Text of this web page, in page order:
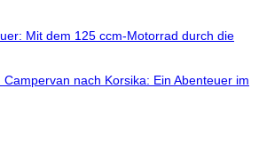
Mit dem 125 ccm-Motorrad durch die
nach Korsika: Ein Abenteuer im